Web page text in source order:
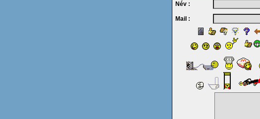
Név :
Mail :